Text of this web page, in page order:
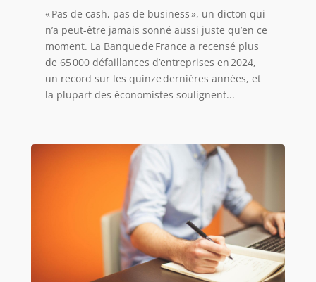
« Pas de cash, pas de business », un dicton qui
n’a peut-être jamais sonné aussi juste qu’en ce
moment. La Banque de France a recensé plus
de 65 000 défaillances d’entreprises en 2024,
un record sur les quinze dernières années, et
la plupart des économistes soulignent...